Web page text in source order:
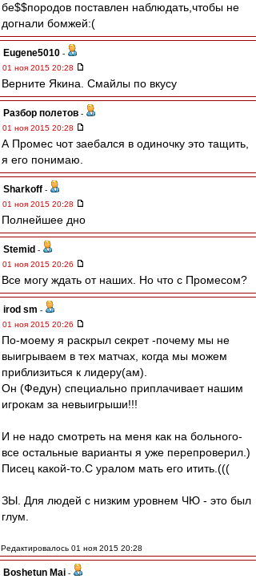
бе$$породов поставлен наблюдать,чтобы не
догнали бомжей:(
Eugene5010 -
01 ноя 2015 20:28
Верните Якина. Смайлы по вкусу
Разбор полетов -
01 ноя 2015 20:28
А Промес чот заебался в одиночку это тащить,
я его понимаю.
Sharkoff -
01 ноя 2015 20:28
Полнейшее дно
Stemid -
01 ноя 2015 20:26
Все могу ждать от наших. Но что с Промесом?
irod sm -
01 ноя 2015 20:26
По-моему я раскрыл секрет -почему мы не
выигрываем в тех матчах, когда мы можем
приблизиться к лидеру(ам).
Он (Федун) специально приплачивает нашим
игрокам за невыигрыши!!!
И не надо смотреть на меня как на больного-
все остальные варианты я уже перепроверил.)
Писец какой-то.С уралом мать его итить.(((
ЗЫ. Для людей с низким уровнем ЧЮ - это был
глум.
Редактировалось 01 ноя 2015 20:28
Boshetun Mai -